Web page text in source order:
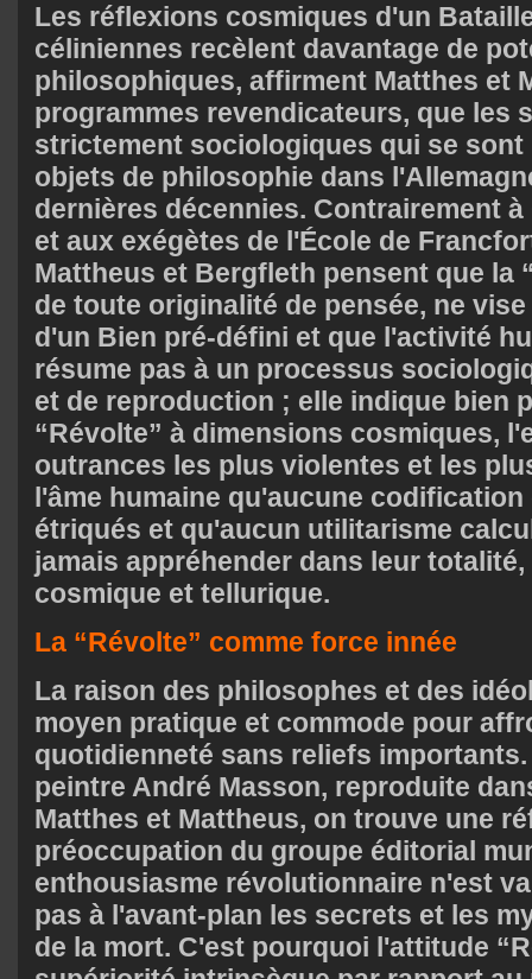
Les réflexions cosmiques d'un
céliniennes recèlent davantage de
philosophiques, affirment Matthes et
programmes revendicateurs, que les
strictement sociologiques qui se sont
objets de philosophie dans
dernières décennies. Contrairement
et aux exégètes de l'École de
Mattheus et Bergfleth pensent que la
de toute originalité de pensée, ne
d'un Bien pré-défini et que l'activité
résume pas à un processus
et de reproduction ; elle indique bien
“Révolte” à dimensions cosmiques,
outrances les plus violentes et les
l'âme humaine qu'aucune
étriqués et qu'aucun utilitarisme
jamais appréhender dans leur
cosmique et tellurique.
La “Révolte” comme force innée
La raison des philosophes et des
moyen pratique et commode pour
quotidienneté sans reliefs
peintre André Masson, reproduite
Matthes et Mattheus, on trouve une
préoccupation du groupe éditorial
enthousiasme révolutionnaire n'est
pas à l'avant-plan les secrets et les
de la mort. C'est pourquoi l'attitude